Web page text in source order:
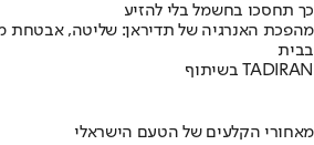
כך תחסכו בחשמל בלי להזיע
מהפכת האנרגיה של תדיראן: שליטה, אבטחת
בבית
בשיתוף TADIRAN
מאחורי הקלעים של הטעם הישראלי